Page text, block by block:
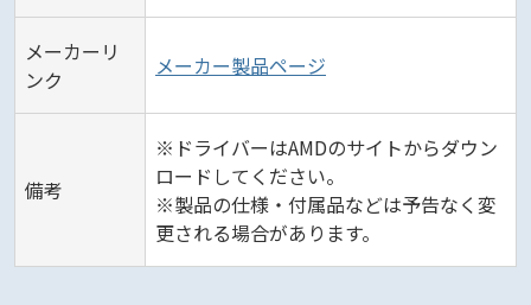
メーカーリ
ンク
メーカー製品ページ
備考
※ドライバーはAMDのサイトからダウン
ロードしてください。
※製品の仕様・付属品などは予告なく変
更される場合があります。